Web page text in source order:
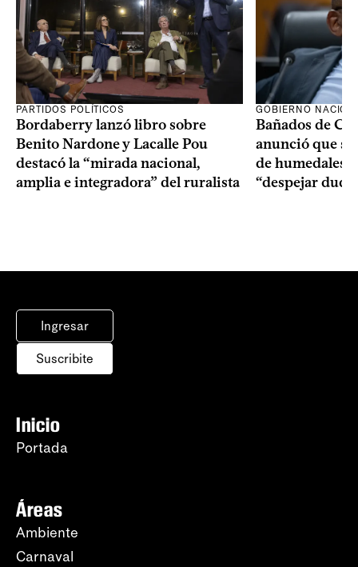
PARTIDOS POLÍTICOS
Bordaberry lanzó libro sobre
Benito Nardone y Lacalle Pou
destacó la “mirada nacional,
amplia e integradora” del ruralista
GOBIERNO
Bañados de
anunció que
de humedales
“despejar
Ingresar
Suscribite
Inicio
Portada
Áreas
Ambiente
Carnaval